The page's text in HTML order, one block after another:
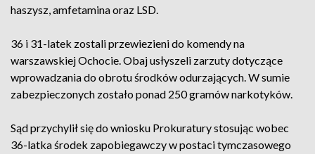
haszysz, amfetamina oraz LSD.
36 i 31-latek zostali przewiezieni do komendy na
warszawskiej Ochocie. Obaj usłyszeli zarzuty dotyczące
wprowadzania do obrotu środków odurzających. W sumie
zabezpieczonych zostało ponad 250 gramów narkotyków.
Sąd przychylił się do wniosku Prokuratury stosując wobec
36-latka środek zapobiegawczy w postaci tymczasowego